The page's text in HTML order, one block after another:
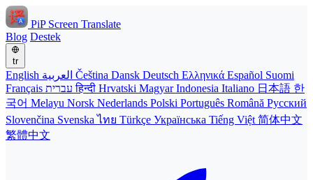
PiP Screen Translate
Blog Destek
tr
English Čeština Dansk Deutsch Ελληνικά Español Suomi
Français
עבריתहिन्दी Hrvatski MagyarIndonesia Italiano 日本語 한
국어 Melayu Norsk Nederlands Polski Português Română Русский
Slovenčina Svenskaไทย Türkçe Українська Tiếng Việt 简体中文
繁體中文